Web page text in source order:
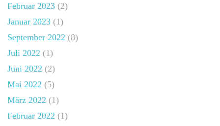
Februar 2023 (2)
Januar 2023 (1)
September 2022 (8)
Juli 2022 (1)
Juni 2022 (2)
Mai 2022 (5)
März 2022 (1)
Februar 2022 (1)